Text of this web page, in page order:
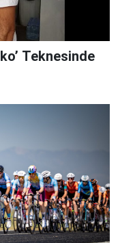
Teknesinde